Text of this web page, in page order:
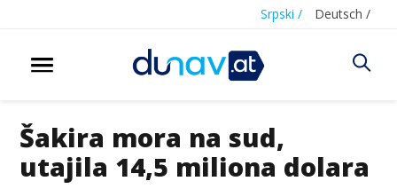
Srpski / Deutsch /
Šakira mora na sud,
utajila 14,5 miliona dolara